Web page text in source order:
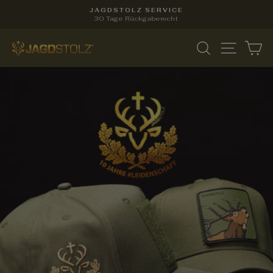
Pause
JAGDSTOLZ SERVICE
30 Tage Rückgaberecht
JAGDSTOLZ SUCHE